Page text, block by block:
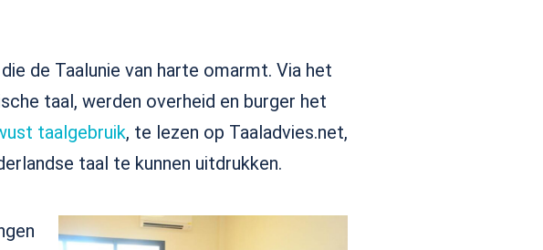
de Taalunie van harte omarmt. Via het
taal, werden overheid en burger het
taalgebruik, te lezen op Taaladvies.net,
taal te kunnen uitdrukken.